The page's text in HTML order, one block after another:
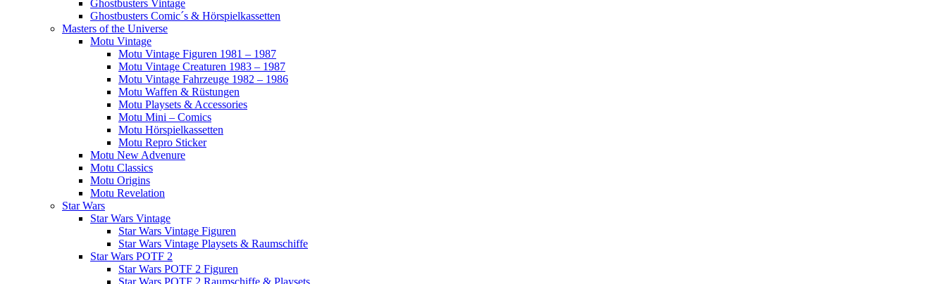
Ghostbusters Vintage
Ghostbusters Comic´s & Hörspielkassetten
Masters of the Universe
Motu Vintage
Motu Vintage Figuren 1981 – 1987
Motu Vintage Creaturen 1983 – 1987
Motu Vintage Fahrzeuge 1982 – 1986
Motu Waffen & Rüstungen
Motu Playsets & Accessories
Motu Mini – Comics
Motu Hörspielkassetten
Motu Repro Sticker
Motu New Advenure
Motu Classics
Motu Origins
Motu Revelation
Star Wars
Star Wars Vintage
Star Wars Vintage Figuren
Star Wars Vintage Playsets & Raumschiffe
Star Wars POTF 2
Star Wars POTF 2 Figuren
Star Wars POTF 2 Raumschiffe & Playsets